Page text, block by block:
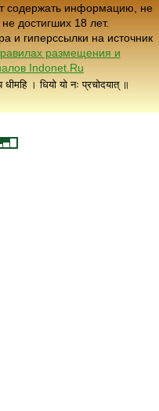
содержать информацию, не
достигших 18 лет.
и гиперссылки на источник
размещения и
Indonet.Ru
। धियो यो नः प्रचोदयात् ॥